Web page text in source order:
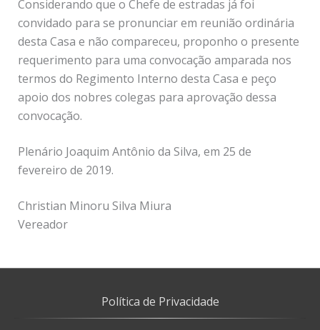
Considerando que o Chefe de estradas já foi
convidado para se pronunciar em reunião ordinária
desta Casa e não compareceu, proponho o presente
requerimento para uma convocação amparada nos
termos do Regimento Interno desta Casa e peço
apoio dos nobres colegas para aprovação dessa
convocação.
Plenário Joaquim Antônio da Silva, em 25 de
fevereiro de 2019.
Christian Minoru Silva Miura
Vereador
Política de Privacidade